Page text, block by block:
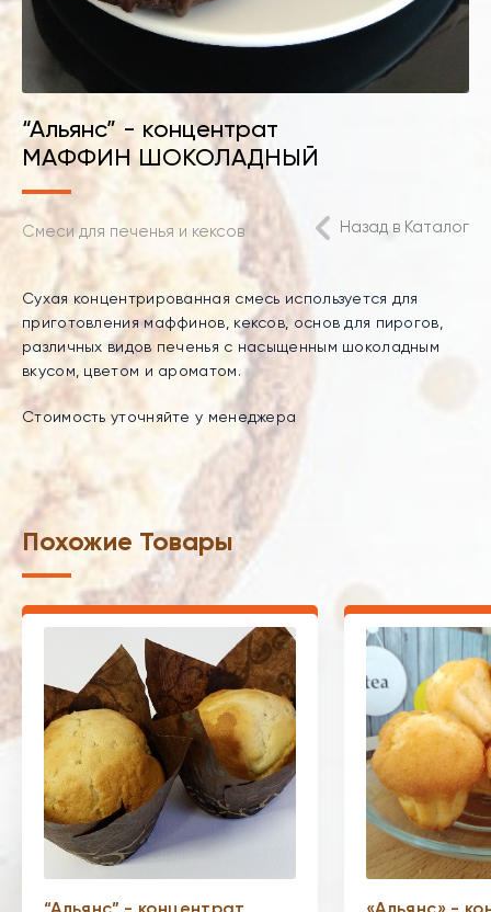
“Альянс” - концентрат
МАФФИН ШОКОЛАДНЫЙ
Смеси для печенья и кексов Назад в Каталог
Сухая концентрированная смесь используется для
приготовления маффинов, кексов, основ для пирогов,
различных видов печенья с насыщенным шоколадным
вкусом, цветом и ароматом.
Стоимость уточняйте у менеджера
Похожие Товары